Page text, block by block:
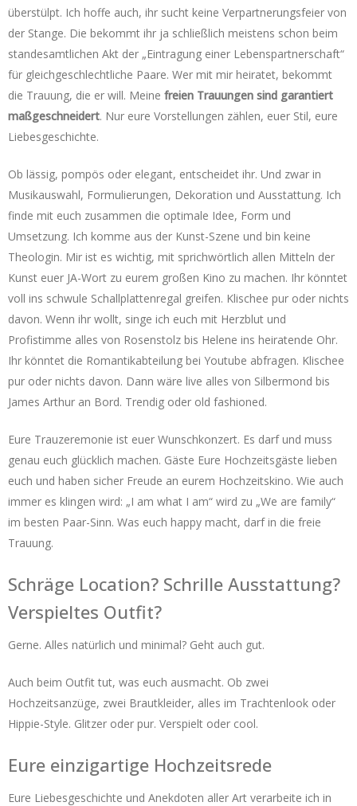
überstülpt. Ich hoffe auch, ihr sucht keine Verpartnerungsfeier von
der Stange. Die bekommt ihr ja schließlich meistens schon beim
standesamtlichen Akt der „Eintragung einer Lebenspartnerschaft“
für gleichgeschlechtliche Paare. Wer mit mir heiratet, bekommt
die Trauung, die er will. Meine freien Trauungen sind garantiert
maßgeschneidert. Nur eure Vorstellungen zählen, euer Stil, eure
Liebesgeschichte.
Ob lässig, pompös oder elegant, entscheidet ihr. Und zwar in
Musikauswahl, Formulierungen, Dekoration und Ausstattung. Ich
finde mit euch zusammen die optimale Idee, Form und
Umsetzung. Ich komme aus der Kunst-Szene und bin keine
Theologin. Mir ist es wichtig, mit sprichwörtlich allen Mitteln der
Kunst euer JA-Wort zu eurem großen Kino zu machen. Ihr könntet
voll ins schwule Schallplattenregal greifen. Klischee pur oder nichts
davon. Wenn ihr wollt, singe ich euch mit Herzblut und
Profistimme alles von Rosenstolz bis Helene ins heiratende Ohr.
Ihr könntet die Romantikabteilung bei Youtube abfragen. Klischee
pur oder nichts davon. Dann wäre live alles von Silbermond bis
James Arthur an Bord. Trendig oder old fashioned.
Eure Trauzeremonie ist euer Wunschkonzert. Es darf und muss
genau euch glücklich machen. Gäste Eure Hochzeitsgäste lieben
euch und haben sicher Freude an eurem Hochzeitskino. Wie auch
immer es klingen wird: „I am what I am“ wird zu „We are family“
im besten Paar-Sinn. Was euch happy macht, darf in die freie
Trauung.
Schräge Location? Schrille Ausstattung?
Verspieltes Outfit?
Gerne. Alles natürlich und minimal? Geht auch gut.
Auch beim Outfit tut, was euch ausmacht. Ob zwei
Hochzeitsanzüge, zwei Brautkleider, alles im Trachtenlook oder
Hippie-Style. Glitzer oder pur. Verspielt oder cool.
Eure einzigartige Hochzeitsrede
Eure Liebesgeschichte und Anekdoten aller Art verarbeite ich in